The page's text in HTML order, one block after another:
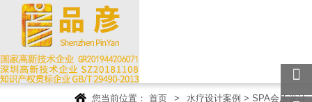
您当前位置： 首页 > 水疗设计案例 > SPA会所设计